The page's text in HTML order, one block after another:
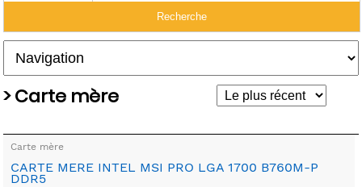
> Carte mère
Carte mère
CARTE MERE INTEL MSI PRO LGA 1700 B760M-P
DDR5